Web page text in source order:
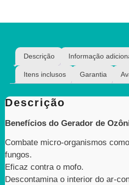
Descrição Informação
Itens inclusos Garantia
Descrição
Benefícios do Gerador de
Combate micro-organismos
fungos.
Eficaz contra o mofo.
Descontamina o interior do ar-